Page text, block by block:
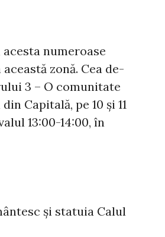
numeroase
zonă. Cea de-
3 – O comunitate
Capitală, pe 10 și 11
13:00-14:00, în
și statuia Calul